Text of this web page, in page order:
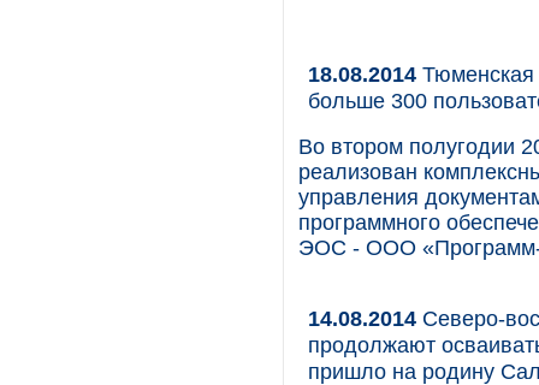
18.08.2014
больше 300
Во втором полугодии
реализован
управления
программного
ЭОС - ООО «Программ-
14.08.2014 Северо-
продолжают
пришло на родину